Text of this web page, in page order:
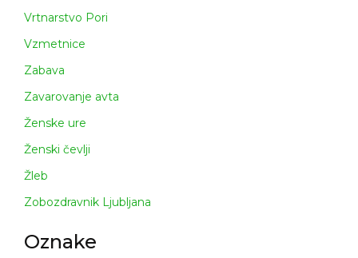
Vrtnarstvo Pori
Vzmetnice
Zabava
Zavarovanje avta
Ženske ure
Ženski čevlji
Žleb
Zobozdravnik Ljubljana
Oznake